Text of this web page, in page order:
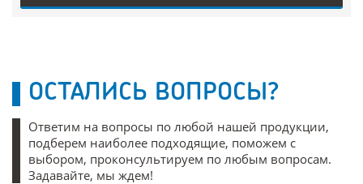
ОСТАЛИСЬ ВОПРОСЫ?
Ответим на вопросы по любой нашей продукции,
подберем наиболее подходящие, поможем с
выбором, проконсультируем по любым вопросам.
Задавайте, мы ждем!